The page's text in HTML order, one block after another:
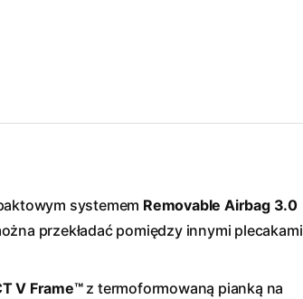
systemem Removable Airbag 3.0
przekładać pomiędzy innymi plecakami
V Frame™z termoformowaną pianką na